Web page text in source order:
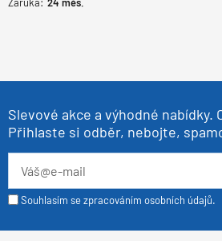
Slevové akce a výhodné nabídky.
Přihlaste si odběr, nebojte,
Souhlasím se zpracováním osobních údajů.